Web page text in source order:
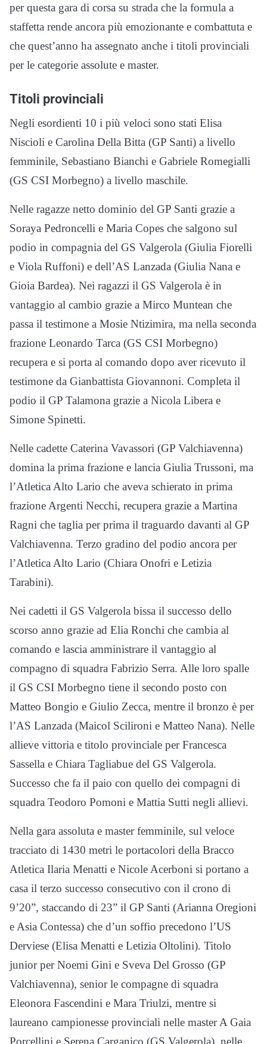
per questa gara di corsa su strada che la formula a
staffetta rende ancora più emozionante e combattuta e
che quest’anno ha assegnato anche i titoli provinciali
per le categorie assolute e master.
Titoli provinciali
Negli esordienti 10 i più veloci sono stati Elisa
Niscioli e Carolina Della Bitta (GP Santi) a livello
femminile, Sebastiano Bianchi e Gabriele Romegialli
(GS CSI Morbegno) a livello maschile.
Nelle ragazze netto dominio del GP Santi grazie a
Soraya Pedroncelli e Maria Copes che salgono sul
podio in compagnia del GS Valgerola (Giulia Fiorelli
e Viola Ruffoni) e dell’AS Lanzada (Giulia Nana e
Gioia Bardea). Nei ragazzi il GS Valgerola è in
vantaggio al cambio grazie a Mirco Muntean che
passa il testimone a Mosie Ntizimira, ma nella seconda
frazione Leonardo Tarca (GS CSI Morbegno)
recupera e si porta al comando dopo aver ricevuto il
testimone da Gianbattista Giovannoni. Completa il
podio il GP Talamona grazie a Nicola Libera e
Simone Spinetti.
Nelle cadette Caterina Vavassori (GP Valchiavenna)
domina la prima frazione e lancia Giulia Trussoni, ma
l’Atletica Alto Lario che aveva schierato in prima
frazione Argenti Necchi, recupera grazie a Martina
Ragni che taglia per prima il traguardo davanti al GP
Valchiavenna. Terzo gradino del podio ancora per
l’Atletica Alto Lario (Chiara Onofri e Letizia
Tarabini).
Nei cadetti il GS Valgerola bissa il successo dello
scorso anno grazie ad Elia Ronchi che cambia al
comando e lascia amministrare il vantaggio al
compagno di squadra Fabrizio Serra. Alle loro spalle
il GS CSI Morbegno tiene il secondo posto con
Matteo Bongio e Giulio Zecca, mentre il bronzo è per
l’AS Lanzada (Maicol Scilironi e Matteo Nana). Nelle
allieve vittoria e titolo provinciale per Francesca
Sassella e Chiara Tagliabue del GS Valgerola.
Successo che fa il paio con quello dei compagni di
squadra Teodoro Pomoni e Mattia Sutti negli allievi.
Nella gara assoluta e master femminile, sul veloce
tracciato di 1430 metri le portacolori della Bracco
Atletica Ilaria Menatti e Nicole Acerboni si portano a
casa il terzo successo consecutivo con il crono di
9’20”, staccando di 23” il GP Santi (Arianna Oregioni
e Asia Contessa) che d’un soffio precedono l’US
Derviese (Elisa Menatti e Letizia Oltolini). Titolo
junior per Noemi Gini e Sveva Del Grosso (GP
Valchiavenna), senior le compagne di squadra
Eleonora Fascendini e Mara Triulzi, mentre si
laureano campionesse provinciali nelle master A Gaia
Porcellini e Serena Carganico (GS Valgerola), nelle